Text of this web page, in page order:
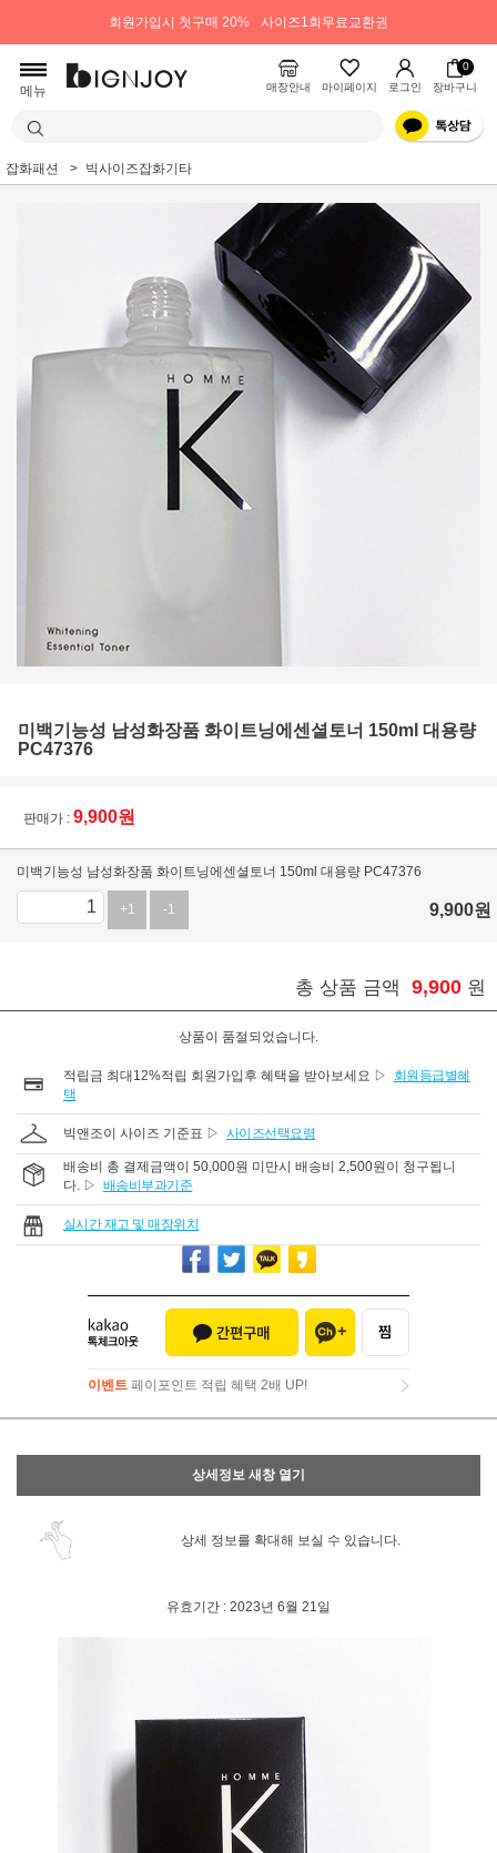
회원가입시 첫구매 20% 사이즈1회무료교환권
메뉴 매장안내 마이페이지 로그인
0
장바구니
잡화패션 빅사이즈잡화기타
미백기능성 남성화장품 화이트닝에센셜토너 150ml 대용량
PC47376
판매가 : 9,900원
미백기능성 남성화장품 화이트닝에센셜토너 150ml 대용량 PC47376
+1 -1 9,900원
총 상품 금액 9,900 원
상품이 품절되었습니다.
적립금 최대12%적립 회원가입후 혜택을 받아보세요 ▷
회원등급별혜
택
빅앤조이 사이즈 기준표 ▷ 사이즈선택요령
배송비 총 결제금액이 50,000원 미만시 배송비 2,500원이 청구됩니
다. ▷ 배송비부과기준
실시간 재고 및 매장위치
이벤트 페이포인트 적립 혜택 2배 UP!
이벤트페이포인트 적립 혜택 2배 UP!
상세정보 새창 열기
상세 정보를 확대해 보실 수 있습니다.
유효기간 : 2023년 6월 21일